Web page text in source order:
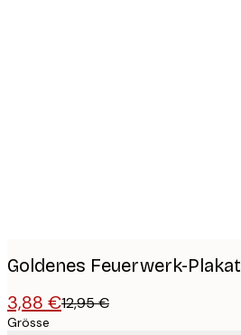
Goldenes Feuerwerk-Plakat
3,88 €12,95 €
Grösse